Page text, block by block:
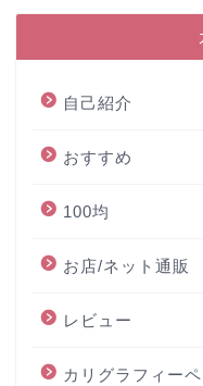
自己紹介
おすすめ
100均
お店/ネット通販
レビュー
カリグラフィー